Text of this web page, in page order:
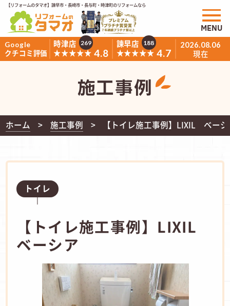
【リフォームのタマオ】諫早市・長崎市・長与町・時津町のリフォームなら
Google
クチコミ評価
時津店
★★★★★ 4.8
269
諫早店
★★★★★ 4.7
188 2026.08.06
現在
MENU
施工事例
ホーム 施工事例 【トイレ施工事例】LIXIL ベー
トイレ
【トイレ施工事例】LIXIL
ベーシア